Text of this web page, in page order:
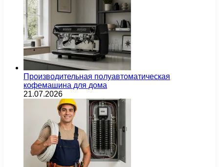
Производительная полуавтоматическая
кофемашина для дома
21.07.2026